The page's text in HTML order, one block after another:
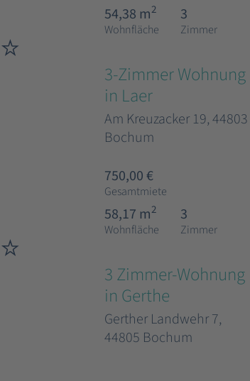
54,38 m2
Wohnfläche
3
Zimmer
3-Zimmer Wohnung
in Laer
Am Kreuzacker 19, 44803
Bochum
750,00 €
Gesamtmiete
58,17 m2
Wohnfläche
3
Zimmer
3 Zimmer-Wohnung
in Gerthe
Gerther Landwehr 7,
44805 Bochum